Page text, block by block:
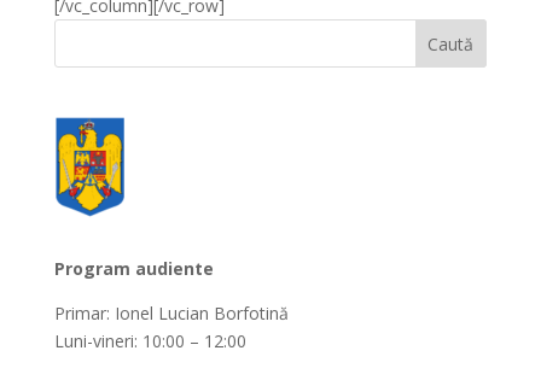
[/vc_column][/vc_row]
Program audiente
Primar: Ionel Lucian Borfotină
Luni-vineri: 10:00 – 12:00